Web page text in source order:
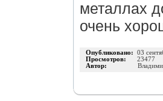
металлах
очень
Опубликовано: 03
Просмотров: 23477
Автор: